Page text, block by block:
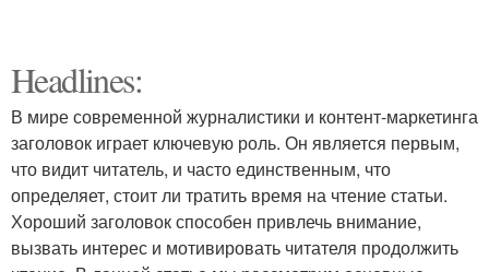
Headlines:
В мире современной журналистики и контент-маркетинга
заголовок играет ключевую роль. Он является первым,
что видит читатель, и часто единственным, что
определяет, стоит ли тратить время на чтение статьи.
Хороший заголовок способен привлечь внимание,
вызвать интерес и мотивировать читателя продолжить